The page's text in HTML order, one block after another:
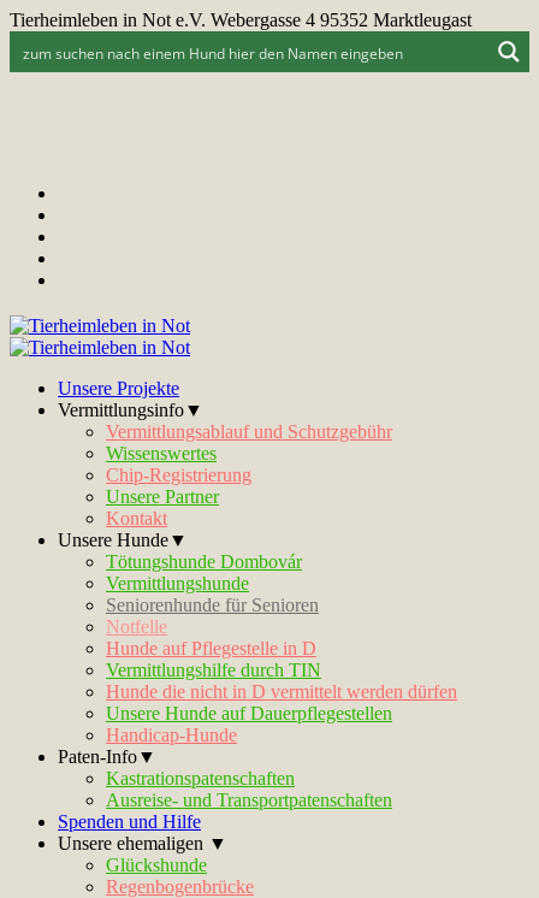
Tierheimleben in Not e.V. Webergasse 4 95352 Marktleugast
Unsere Projekte
Vermittlungsinfo▼
Vermittlungsablauf und Schutzgebühr
Wissenswertes
Chip-Registrierung
Unsere Partner
Kontakt
Unsere Hunde▼
Tötungshunde Dombovár
Vermittlungshunde
Seniorenhunde für Senioren
Notfelle
Hunde auf Pflegestelle in D
Vermittlungshilfe durch TIN
Hunde die nicht in D vermittelt werden dürfen
Unsere Hunde auf Dauerpflegestellen
Handicap-Hunde
Paten-Info▼
Kastrationspatenschaften
Ausreise- und Transportpatenschaften
Spenden und Hilfe
Unsere ehemaligen ▼
Glückshunde
Regenbogenbrücke